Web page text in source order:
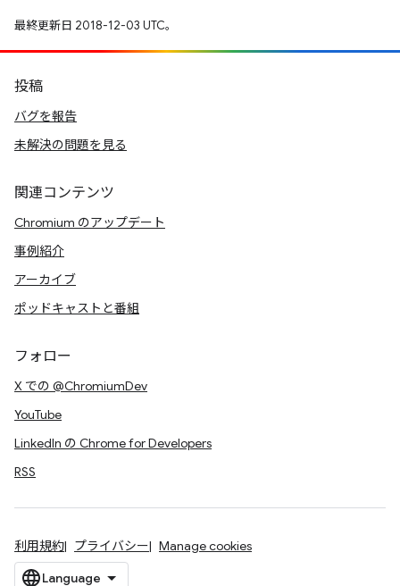
最終更新日 2018-12-03 UTC。
投稿
バグを報告
未解決の問題を見る
関連コンテンツ
Chromium のアップデート
事例紹介
アーカイブ
ポッドキャストと番組
フォロー
X での @ChromiumDev
YouTube
LinkedIn の Chrome for Developers
RSS
利用規約 プライバシー Manage cookies